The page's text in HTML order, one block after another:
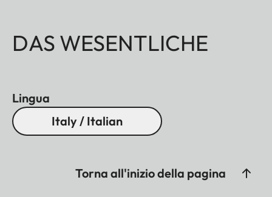
DAS WESENTLICHE
Lingua
Italy / Italian
Torna all'inizio della pagina